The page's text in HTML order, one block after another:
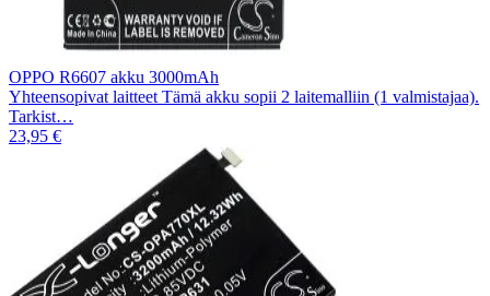
OPPO R6607 akku 3000mAh
Yhteensopivat laitteet Tämä akku sopii 2 laitemalliin (1 valmistajaa).
Tarkist…
23,95 €